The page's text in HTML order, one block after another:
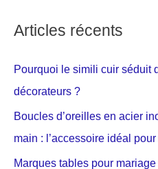
Articles récents
Pourquoi le simili cuir séduit
décorateurs ?
Boucles d’oreilles en acier
main : l’accessoire idéal
Marques tables pour